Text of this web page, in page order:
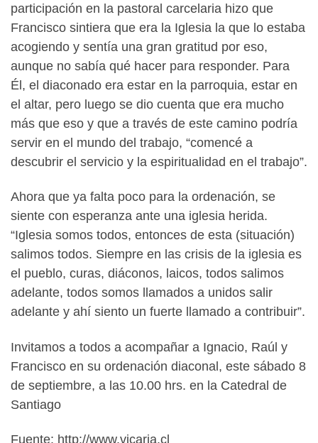
participación en la pastoral carcelaria hizo que
Francisco sintiera que era la Iglesia la que lo estaba
acogiendo y sentía una gran gratitud por eso,
aunque no sabía qué hacer para responder. Para
Él, el diaconado era estar en la parroquia, estar en
el altar, pero luego se dio cuenta que era mucho
más que eso y que a través de este camino podría
servir en el mundo del trabajo, “comencé a
descubrir el servicio y la espiritualidad en el trabajo”.
Ahora que ya falta poco para la ordenación, se
siente con esperanza ante una iglesia herida.
“Iglesia somos todos, entonces de esta (situación)
salimos todos. Siempre en las crisis de la iglesia es
el pueblo, curas, diáconos, laicos, todos salimos
adelante, todos somos llamados a unidos salir
adelante y ahí siento un fuerte llamado a contribuir”.
Invitamos a todos a acompañar a Ignacio, Raúl y
Francisco en su ordenación diaconal, este sábado 8
de septiembre, a las 10.00 hrs. en la Catedral de
Santiago
Fuente: http://www.vicaria.cl